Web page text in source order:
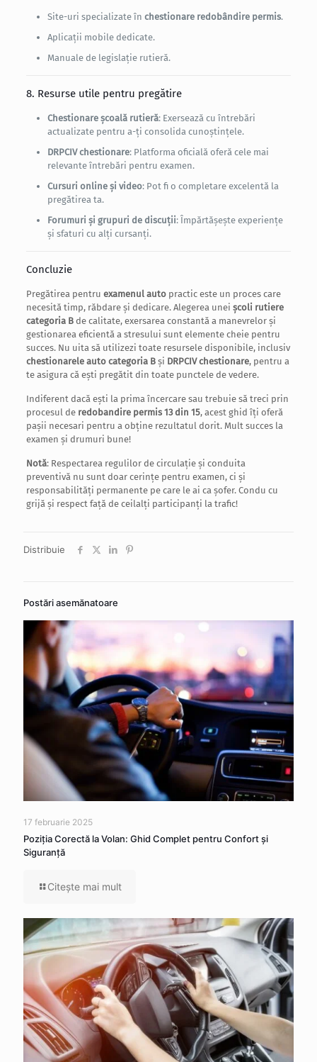
Site-uri specializate în chestionare redobândire permis.
Aplicații mobile dedicate.
Manuale de legislație rutieră.
8. Resurse utile pentru pregătire
Chestionare școală rutieră: Exersează cu întrebări
actualizate pentru a-ți consolida cunoștințele.
DRPCIV chestionare: Platforma oficială oferă cele mai
relevante întrebări pentru examen.
Cursuri online și video: Pot fi o completare excelentă la
pregătirea ta.
Forumuri și grupuri de discuții: Împărtășește experiențe
și sfaturi cu alți cursanți.
Concluzie
Pregătirea pentru examenul autopractic este un proces care
necesită timp, răbdare și dedicare. Alegerea unei școli rutiere
categoria Bde calitate, exersarea constantă a manevrelor și
gestionarea eficientă a stresului sunt elemente cheie pentru
succes. Nu uita să utilizezi toate resursele disponibile, inclusiv
chestionarele auto categoria Bși DRPCIV chestionare, pentru a
te asigura că ești pregătit din toate punctele de vedere.
Indiferent dacă ești la prima încercare sau trebuie să treci prin
procesul de redobandire permis 13 din 15, acest ghid îți oferă
pașii necesari pentru a obține rezultatul dorit. Mult succes la
examen și drumuri bune!
Notă: Respectarea regulilor de circulație și conduita
preventivă nu sunt doar cerințe pentru examen, ci și
responsabilități permanente pe care le ai ca șofer. Condu cu
grijă și respect față de ceilalți participanți la trafic!
Distribuie
Postări asemănatoare
17 februarie 2025
Poziția Corectă la Volan: Ghid Complet pentru Confort și
Siguranță
Citeşte mai mult